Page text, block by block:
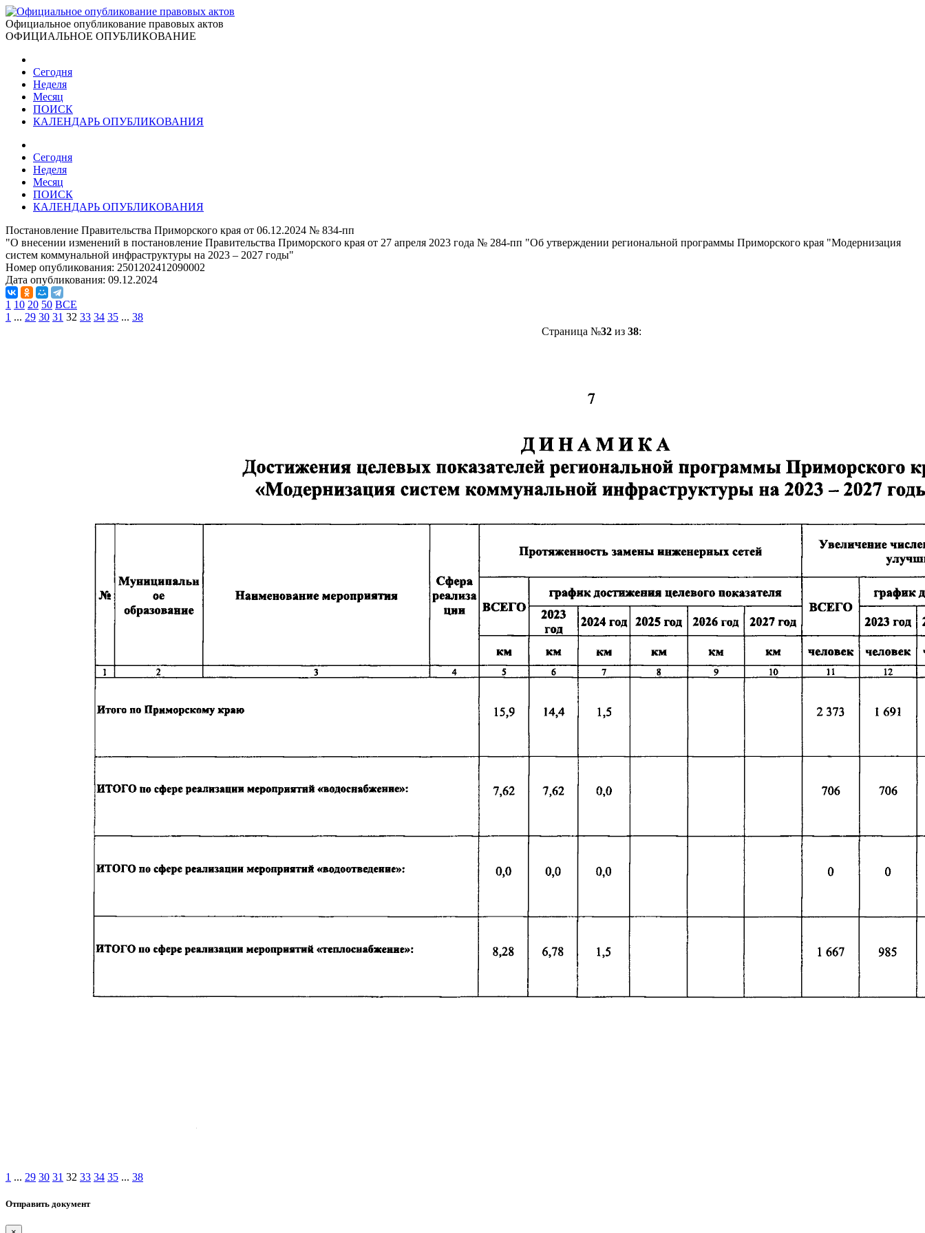
Официальное опубликование правовых актов
ОФИЦИАЛЬНОЕ ОПУБЛИКОВАНИЕ
Сегодня
Неделя
Месяц
ПОИСК
КАЛЕНДАРЬ ОПУБЛИКОВАНИЯ
Сегодня
Неделя
Месяц
ПОИСК
КАЛЕНДАРЬ ОПУБЛИКОВАНИЯ
Постановление Правительства Приморского края от 06.12.2024 № 834-пп
"О внесении изменений в постановление Правительства Приморского края от 27 апреля 2023 года № 284-пп "Об утверждении региональной программы Приморского края "Модернизация
систем коммунальной инфраструктуры на 2023 – 2027 годы"
Номер опубликования: 2501202412090002
Дата опубликования: 09.12.2024
1 10 20 50 ВСЕ
1 ... 29 30 31 32 33 34 35 ... 38
Страница №32из 38:
1 ... 29 30 31 32 33 34 35 ... 38
Отправить документ